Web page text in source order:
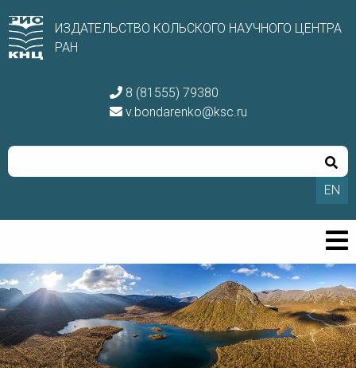
ИЗДАТЕЛЬСТВО КОЛЬСКОГО НАУЧНОГО ЦЕНТРА
РАН
8 (81555) 79380
v.bondarenko@ksc.ru
EN